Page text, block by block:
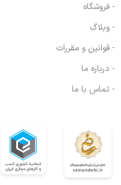
- فروشگاه
- وبلاگ
- قوانین و مقررات
- درباره ما
- تماس با ما